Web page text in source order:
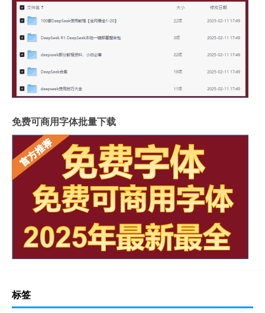
免费可商用字体批量下载
标签